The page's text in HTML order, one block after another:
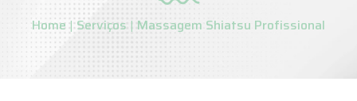
Home |Serviços | Massagem Shiatsu Profissional